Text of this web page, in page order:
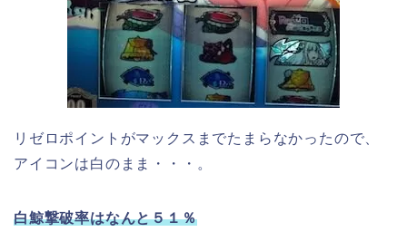
リゼロポイントがマックスまでたまらなかったので、
アイコンは白のまま・・・。
白鯨撃破率はなんと５１％